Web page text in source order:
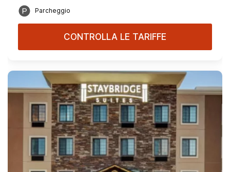
Parcheggio
CONTROLLA LE TARIFFE